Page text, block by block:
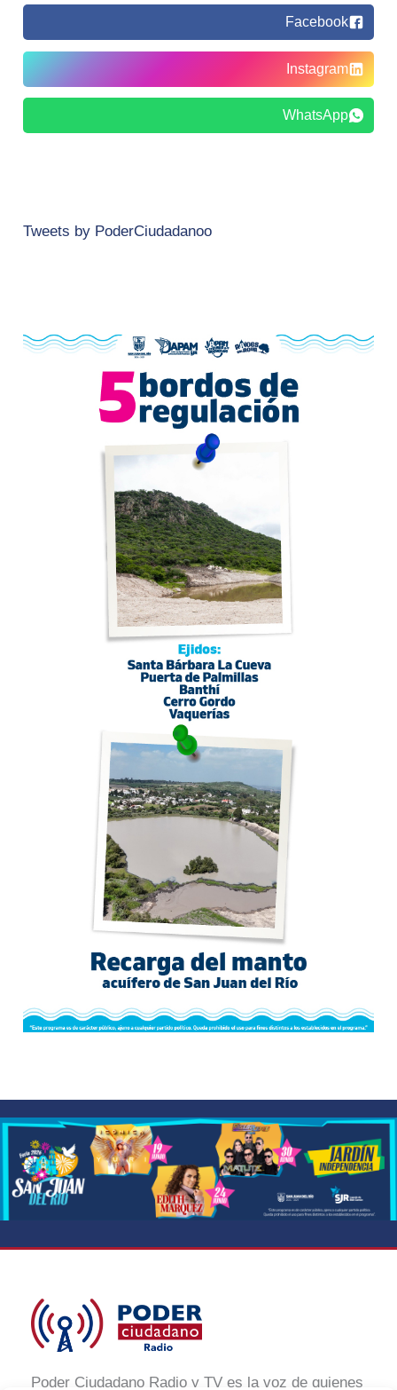
Facebook
Instagram
WhatsApp
Tweets by PoderCiudadanoo
Poder Ciudadano Radio y TV es la voz de quienes